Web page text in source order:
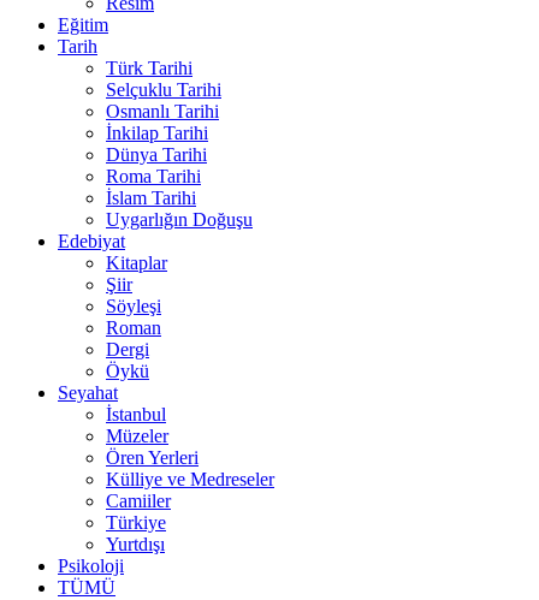
Eğitim
Tarih
Türk Tarihi
Selçuklu Tarihi
Osmanlı Tarihi
İnkilap Tarihi
Dünya Tarihi
Roma Tarihi
İslam Tarihi
Uygarlığın Doğuşu
Edebiyat
Kitaplar
Şiir
Söyleşi
Roman
Dergi
Öykü
Seyahat
İstanbul
Müzeler
Ören Yerleri
Külliye ve Medreseler
Camiiler
Türkiye
Yurtdışı
Psikoloji
TÜMÜ